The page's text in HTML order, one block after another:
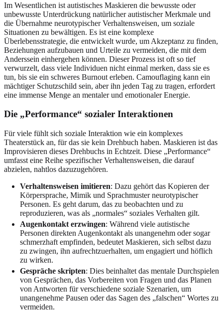
Im Wesentlichen ist autistisches Maskieren die bewusste oder
unbewusste Unterdrückung natürlicher autistischer Merkmale und
die Übernahme neurotypischer Verhaltensweisen, um soziale
Situationen zu bewältigen. Es ist eine komplexe
Überlebensstrategie, die entwickelt wurde, um Akzeptanz zu finden,
Beziehungen aufzubauen und Urteile zu vermeiden, die mit dem
Anderssein einhergehen können. Dieser Prozess ist oft so tief
verwurzelt, dass viele Individuen nicht einmal merken, dass sie es
tun, bis sie ein schweres Burnout erleben. Camouflaging kann ein
mächtiger Schutzschild sein, aber ihn jeden Tag zu tragen, erfordert
eine immense Menge an mentaler und emotionaler Energie.
Die „Performance“ sozialer Interaktionen
Für viele fühlt sich soziale Interaktion wie ein komplexes
Theaterstück an, für das sie kein Drehbuch haben. Maskieren ist das
Improvisieren dieses Drehbuchs in Echtzeit. Diese „Performance“
umfasst eine Reihe spezifischer Verhaltensweisen, die darauf
abzielen, nahtlos dazuzugehören.
Verhaltensweisen imitieren: Dazu gehört das Kopieren der
Körpersprache, Mimik und Sprachmuster neurotypischer
Personen. Es geht darum, das zu beobachten und zu
reproduzieren, was als „normales“ soziales Verhalten gilt.
Augenkontakt erzwingen: Während viele autistische
Personen direkten Augenkontakt als unangenehm oder sogar
schmerzhaft empfinden, bedeutet Maskieren, sich selbst dazu
zu zwingen, ihn aufrechtzuerhalten, um engagiert und höflich
zu wirken.
Gespräche skripten: Dies beinhaltet das mentale Durchspielen
von Gesprächen, das Vorbereiten von Fragen und das Planen
von Antworten für verschiedene soziale Szenarien, um
unangenehme Pausen oder das Sagen des „falschen“ Wortes zu
vermeiden.